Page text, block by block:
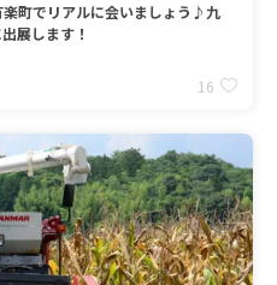
楽町でリアルに会いましょう♪九
展します！
16